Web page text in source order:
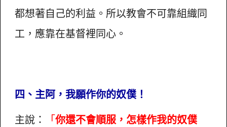
都想著自己的利益。所以教會不可靠組織同
工，應靠在基督裡同心。
四、主阿，我願作你的奴僕！
主說：
「你還不會順服，怎樣作我的奴僕